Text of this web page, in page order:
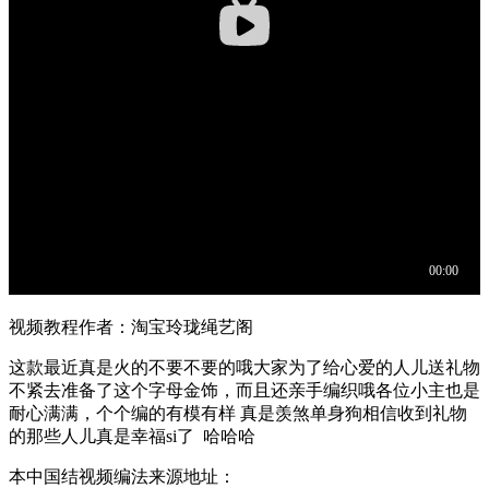
视频教程作者：淘宝玲珑绳艺阁
这款最近真是火的不要不要的哦大家为了给心爱的人儿送礼物
不紧去准备了这个字母金饰，而且还亲手编织哦各位小主也是
耐心满满，个个编的有模有样 真是羡煞单身狗相信收到礼物
的那些人儿真是幸福si了 哈哈哈
本中国结视频编法来源地址：